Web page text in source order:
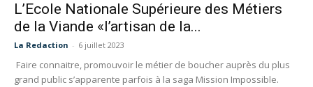
L’Ecole Nationale Supérieure des Métiers
de la Viande «l’artisan de la...
La Redaction - 6 juillet 2023
Faire connaitre, promouvoir le métier de boucher auprès du plus
grand public s’apparente parfois à la saga Mission Impossible.